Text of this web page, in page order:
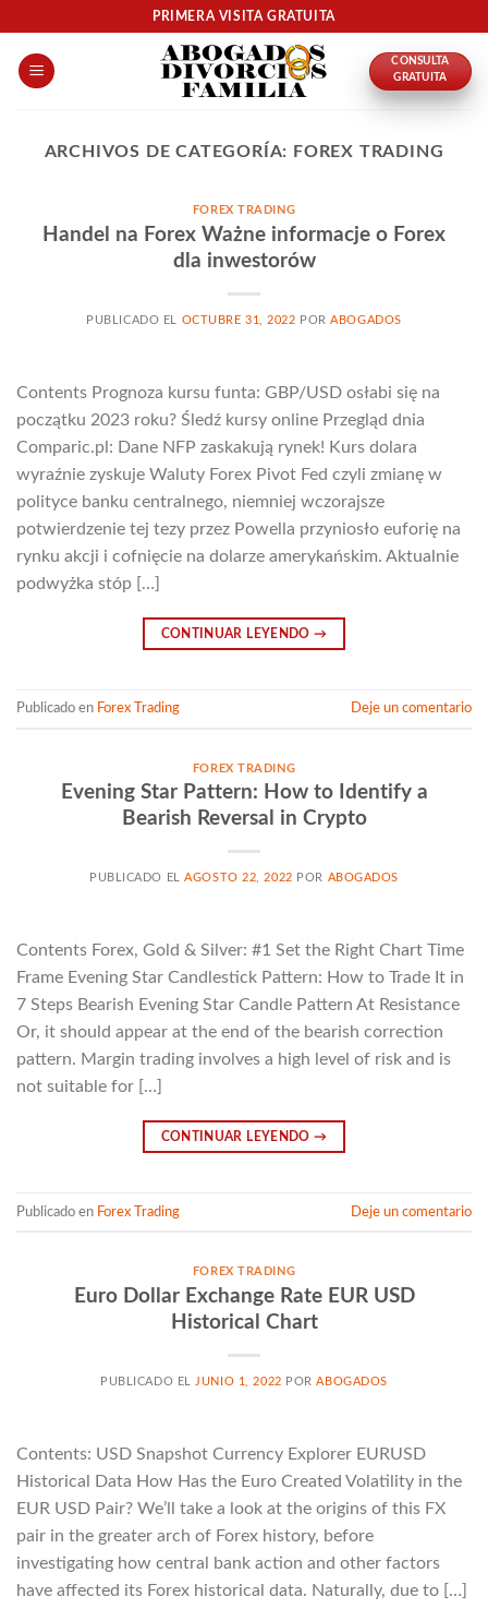
content
PRIMERA VISITA GRATUITA
CONSULTA
GRATUITA
ARCHIVOS DE CATEGORÍA: FOREX TRADING
FOREX TRADING
Handel na Forex Ważne informacje o Forex
dla inwestorów
PUBLICADO EL OCTUBRE 31, 2022 PORABOGADOS
Contents Prognoza kursu funta: GBP/USD osłabi się na
początku 2023 roku? Śledź kursy online Przegląd dnia
Comparic.pl: Dane NFP zaskakują rynek! Kurs dolara
wyraźnie zyskuje Waluty Forex Pivot Fed czyli zmianę w
polityce banku centralnego, niemniej wczorajsze
potwierdzenie tej tezy przez Powella przyniosło euforię na
rynku akcji i cofnięcie na dolarze amerykańskim. Aktualnie
podwyżka stóp […]
CONTINUAR LEYENDO→
Publicado en Forex Trading Deje un comentario
FOREX TRADING
Evening Star Pattern: How to Identify a
Bearish Reversal in Crypto
PUBLICADO ELAGOSTO 22, 2022 POR ABOGADOS
Contents Forex, Gold & Silver: #1 Set the Right Chart Time
Frame Evening Star Candlestick Pattern: How to Trade It in
7 Steps Bearish Evening Star Candle Pattern At Resistance
Or, it should appear at the end of the bearish correction
pattern. Margin trading involves a high level of risk and is
not suitable for […]
CONTINUAR LEYENDO→
Publicado en Forex Trading Deje un comentario
FOREX TRADING
Euro Dollar Exchange Rate EUR USD
Historical Chart
PUBLICADO EL JUNIO 1, 2022 PORABOGADOS
Contents: USD Snapshot Currency Explorer EURUSD
Historical Data How Has the Euro Created Volatility in the
EUR USD Pair? We’ll take a look at the origins of this FX
pair in the greater arch of Forex history, before
investigating how central bank action and other factors
have affected its Forex historical data. Naturally, due to […]